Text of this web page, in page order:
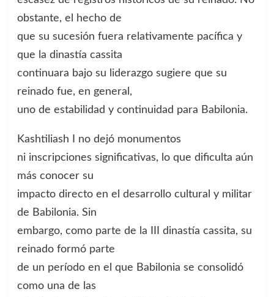
obstante, el hecho de
que su sucesión fuera relativamente pacífica y
que la dinastía cassita
continuara bajo su liderazgo sugiere que su
reinado fue, en general,
uno de estabilidad y continuidad para Babilonia.
Kashtiliash I no dejó monumentos
ni inscripciones significativas, lo que dificulta aún
más conocer su
impacto directo en el desarrollo cultural y militar
de Babilonia. Sin
embargo, como parte de la III dinastía cassita, su
reinado formó parte
de un período en el que Babilonia se consolidó
como una de las